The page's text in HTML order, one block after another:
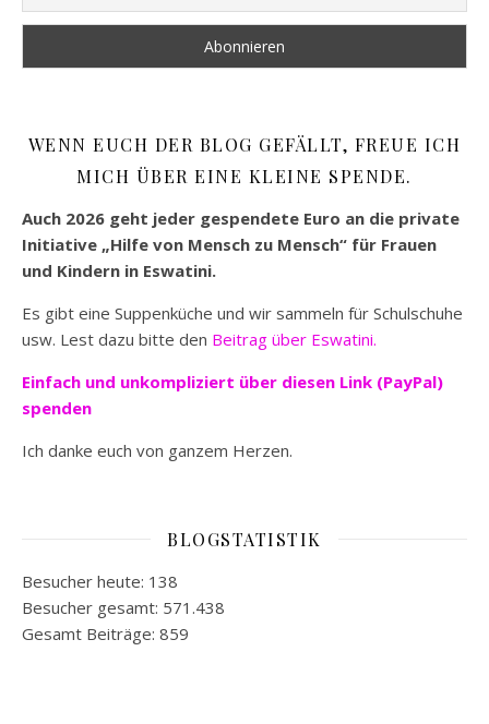
WENN EUCH DER BLOG GEFÄLLT, FREUE ICH
MICH ÜBER EINE KLEINE SPENDE.
Auch 2026 geht jeder gespendete Euro an die private
Initiative „Hilfe von Mensch zu Mensch“ für Frauen
und Kindern in Eswatini.
Es gibt eine Suppenküche und wir sammeln für Schulschuhe
usw. Lest dazu bitte den Beitrag über Eswatini.
Einfach und unkompliziert über diesen Link (PayPal)
spenden
Ich danke euch von ganzem Herzen.
BLOGSTATISTIK
Besucher heute: 138
Besucher gesamt: 571.438
Gesamt Beiträge: 859